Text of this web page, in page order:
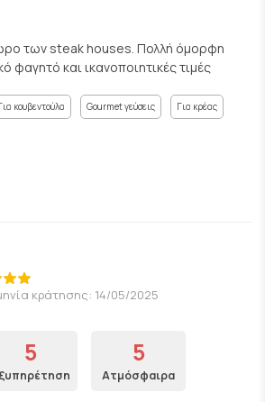
των steak houses. Πολλή όμορφη
φαγητό και ικανοποιητικές τιμές
κουβεντούλα Gourmet γεύσεις Για κρέας
κράτησης: 14/05/2025
5 5
Ατμόσφαιρα